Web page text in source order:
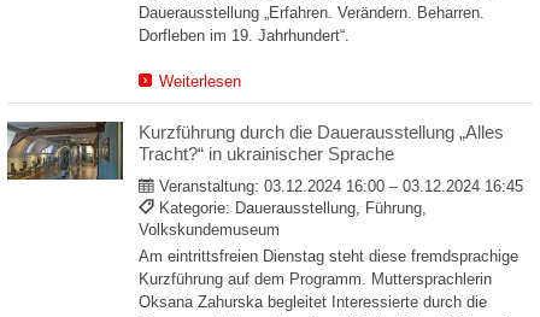
Dauerausstellung „Erfahren. Verändern. Beharren.
Dorfleben im 19. Jahrhundert“.
Weiterlesen
Kurzführung durch die Dauerausstellung „Alles
Tracht?“ in ukrainischer Sprache
Veranstaltung: 03.12.2024 16:00 – 03.12.2024 16:45
Kategorie: Dauerausstellung, Führung,
Volkskundemuseum
Am eintrittsfreien Dienstag steht diese fremdsprachige
Kurzführung auf dem Programm. Muttersprachlerin
Oksana Zahurska begleitet Interessierte durch die